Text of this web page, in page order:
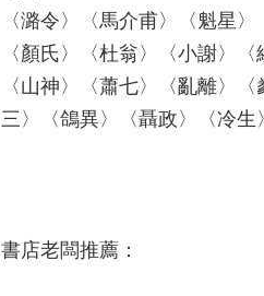
〈潞令〉〈馬介甫〉〈魁星
〈顏氏〉〈杜翁〉〈小謝〉
〈山神〉〈蕭七〉〈亂離〉
三〉〈鴿異〉〈聶政〉〈冷生
書店老闆推薦：